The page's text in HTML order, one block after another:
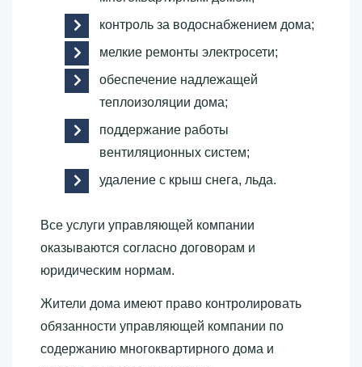
контроль за водоснабжением дома;
мелкие ремонты электросети;
обеспечение надлежащей
теплоизоляции дома;
поддержание работы
вентиляционных систем;
удаление с крыш снега, льда.
Все услуги управляющей компании
оказываются согласно договорам и
юридическим нормам.
Жители дома имеют право контролировать
обязанности управляющей компании по
содержанию многоквартирного дома и